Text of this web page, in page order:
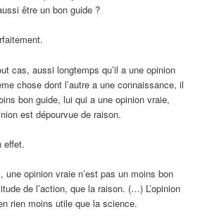
être un bon guide ?
cas, aussi longtemps qu’il a une opinion
chose dont l’autre a une connaissance, il
bon guide, lui qui a une opinion vraie,
est dépourvue de raison.
effet.
une opinion vraie n’est pas un moins bon
de l’action, que la raison. (…) L’opinion
rien moins utile que la science.